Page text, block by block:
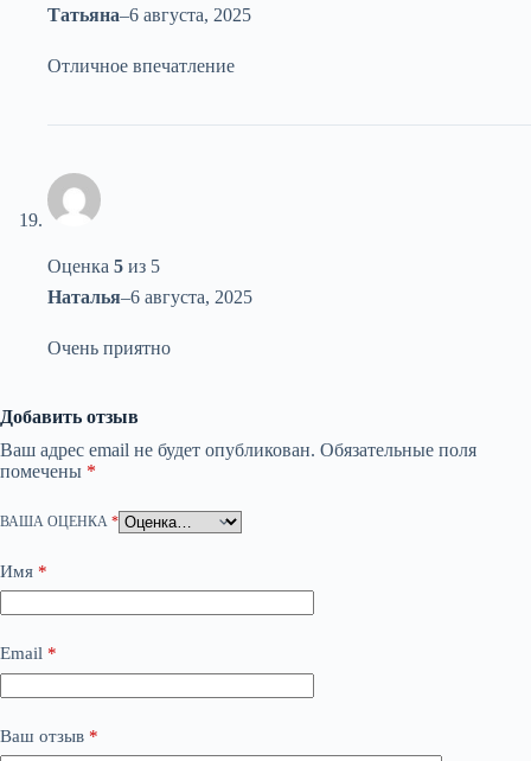
Татьяна–6 августа, 2025
Отличное впечатление
Оценка 5 из 5
Наталья–6 августа, 2025
Очень приятно
Добавить отзыв
Ваш адрес email не будет опубликован. Обязательные поля
помечены *
ВАША ОЦЕНКА *
Имя *
Email *
Ваш отзыв *